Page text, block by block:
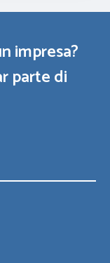
impresa?
parte di